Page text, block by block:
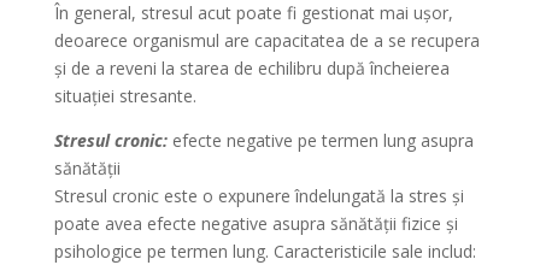
În general, stresul acut poate fi gestionat mai ușor,
deoarece organismul are capacitatea de a se recupera
și de a reveni la starea de echilibru după încheierea
situației stresante.
Stresul cronic:efecte negative pe termen lung asupra
sănătății
Stresul cronic este o expunere îndelungată la stres și
poate avea efecte negative asupra sănătății fizice și
psihologice pe termen lung. Caracteristicile sale includ: